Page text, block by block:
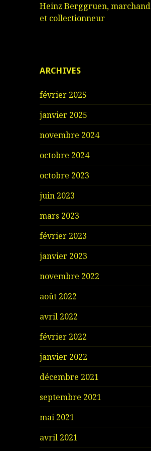
Heinz Berggruen, marchand
et collectionneur
ARCHIVES
février 2025
janvier 2025
novembre 2024
octobre 2024
octobre 2023
juin 2023
mars 2023
février 2023
janvier 2023
novembre 2022
août 2022
avril 2022
février 2022
janvier 2022
décembre 2021
septembre 2021
mai 2021
avril 2021